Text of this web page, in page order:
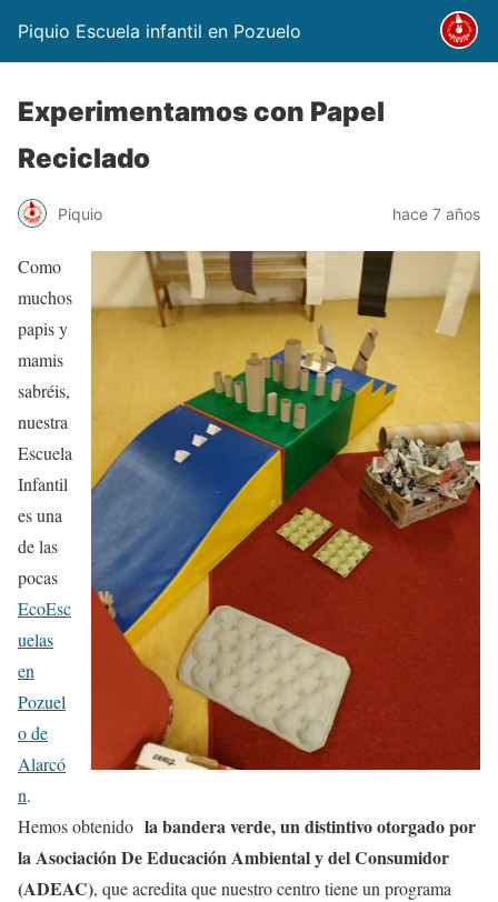
Piquio Escuela infantil en Pozuelo
Experimentamos con Papel
Reciclado
Piquio hace 7 años
Como
muchos
papis y
mamis
sabréis,
nuestra
Escuela
Infantil
es una
de las
pocas
EcoEsc
uelas
en
Pozuel
o de
Alarcó
n.
Hemos obtenido la bandera verde, un distintivo otorgado por
la Asociación De Educación Ambiental y del Consumidor
(ADEAC), que acredita que nuestro centro tiene un programa